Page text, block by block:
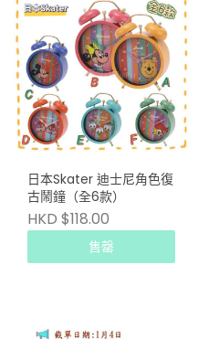
日本Skater 迪士尼角色復
古鬧鐘（全6款）
HKD $118.00
售罄